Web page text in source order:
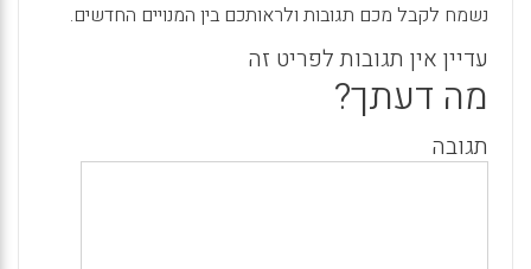
נשמח לקבל מכם תגובות ולראותכם בין המנויים החדשים.
עדיין אין תגובות לפריט זה
מה דעתך?
תגובה